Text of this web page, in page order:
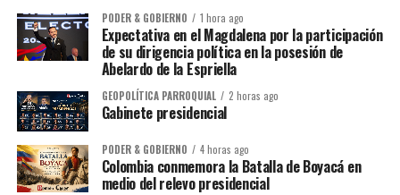
PODER & GOBIERNO 1 hora ago
Expectativa en el Magdalena por la participación
de su dirigencia política en la posesión de
Abelardo de la Espriella
GEOPOLÍTICA PARROQUIAL 2 horas ago
Gabinete presidencial
PODER & GOBIERNO 4 horas ago
Colombia conmemora la Batalla de Boyacá en
medio del relevo presidencial